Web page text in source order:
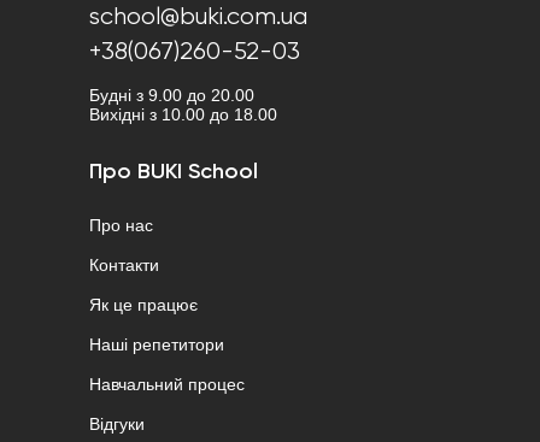
school@buki.com.ua
+38(067)260-52-03
Будні з 9.00 до 20.00
Вихідні з 10.00 до 18.00
Про BUKI School
Про нас
Контакти
Як це працює
Наші репетитори
Навчальний процес
Відгуки